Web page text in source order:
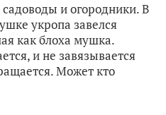
и огородники. В
укропа завелся
как блоха мушка.
и не завязывается
Может кто